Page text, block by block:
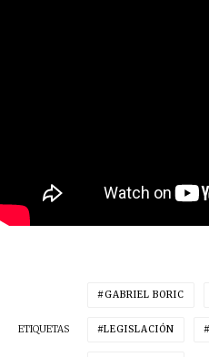
ETIQUETAS
GABRIEL BORIC
LEGISLACIÓN